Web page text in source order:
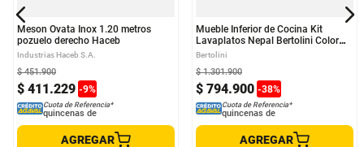
Meson Ovata Inox 1.20 metros
pozuelo derecho Haceb
Industrias Haceb S.A.
$ 411.229 -9%
$ 451.900
Cuota de Referencia*
quincenas de
AGREGAR
Mueble Inferior de Cocina Kit
Lavaplatos Nepal Bertolini Color
Blanco y Roble Gris
Bertolini
$ 794.900 -38%
$ 1.301.900
Cuota de Referencia*
quincenas de
AGREGAR